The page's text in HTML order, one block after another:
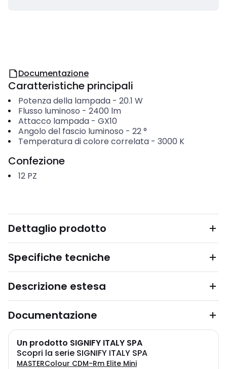
Documentazione
Caratteristiche principali
Potenza della lampada- 20.1 W
Flusso luminoso - 2400 lm
Attacco lampada- GX10
Angolo del fascio luminoso - 22°
Temperatura di colore correlata- 3000 K
Confezione
12 PZ
Dettaglio prodotto
Specifiche tecniche
Descrizione estesa
Documentazione
Un prodotto SIGNIFY ITALY SPA
Scopri la serie SIGNIFY ITALY SPA
MASTERColour CDM-Rm Elite Mini